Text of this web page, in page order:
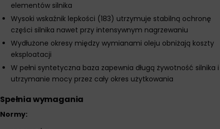
elementów silnika
Wysoki wskaźnik lepkości (183) utrzymuje stabilną ochronę
części silnika nawet przy intensywnym nagrzewaniu
Wydłużone okresy między wymianami oleju obniżają koszty
eksploatacji
W pełni syntetyczna baza zapewnia długą żywotność silnika i
utrzymanie mocy przez cały okres użytkowania
Spełnia wymagania
Normy: